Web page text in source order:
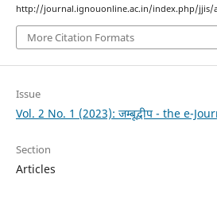
http://journal.ignouonline.ac.in/index.php/jjis/
More Citation Formats
Issue
Vol. 2 No. 1 (2023): जम्बूद्वीप - the e-
Section
Articles